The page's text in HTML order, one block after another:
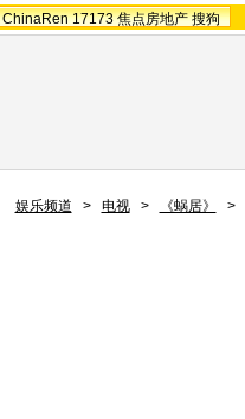
ChinaRen 17173 焦点房地产 搜狗
娱乐频道 > 电视 > 《蜗居》 >